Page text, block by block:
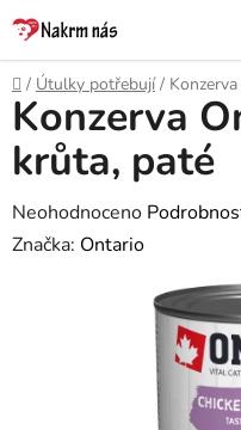
Přejít
na
obsah
Domů
/ Útulky potřebují /
Konzerva
krůta, paté
Průměrné
hodnocení
Neohodnoceno
Značka: Ontario